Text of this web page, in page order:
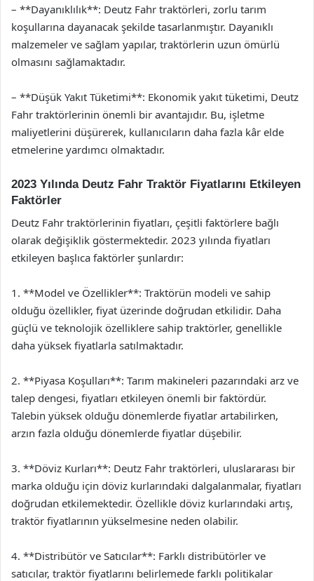
– **Dayanıklılık**: Deutz Fahr traktörleri, zorlu tarım
koşullarına dayanacak şekilde tasarlanmıştır. Dayanıklı
malzemeler ve sağlam yapılar, traktörlerin uzun ömürlü
olmasını sağlamaktadır.
– **Düşük Yakıt Tüketimi**: Ekonomik yakıt tüketimi, Deutz
Fahr traktörlerinin önemli bir avantajıdır. Bu, işletme
maliyetlerini düşürerek, kullanıcıların daha fazla kâr elde
etmelerine yardımcı olmaktadır.
2023 Yılında Deutz Fahr Traktör Fiyatlarını Etkileyen
Faktörler
Deutz Fahr traktörlerinin fiyatları, çeşitli faktörlere bağlı
olarak değişiklik göstermektedir. 2023 yılında fiyatları
etkileyen başlıca faktörler şunlardır:
1. **Model ve Özellikler**: Traktörün modeli ve sahip
olduğu özellikler, fiyat üzerinde doğrudan etkilidir. Daha
güçlü ve teknolojik özelliklere sahip traktörler, genellikle
daha yüksek fiyatlarla satılmaktadır.
2. **Piyasa Koşulları**: Tarım makineleri pazarındaki arz ve
talep dengesi, fiyatları etkileyen önemli bir faktördür.
Talebin yüksek olduğu dönemlerde fiyatlar artabilirken,
arzın fazla olduğu dönemlerde fiyatlar düşebilir.
3. **Döviz Kurları**: Deutz Fahr traktörleri, uluslararası bir
marka olduğu için döviz kurlarındaki dalgalanmalar, fiyatları
doğrudan etkilemektedir. Özellikle döviz kurlarındaki artış,
traktör fiyatlarının yükselmesine neden olabilir.
4. **Distribütör ve Satıcılar**: Farklı distribütörler ve
satıcılar, traktör fiyatlarını belirlemede farklı politikalar